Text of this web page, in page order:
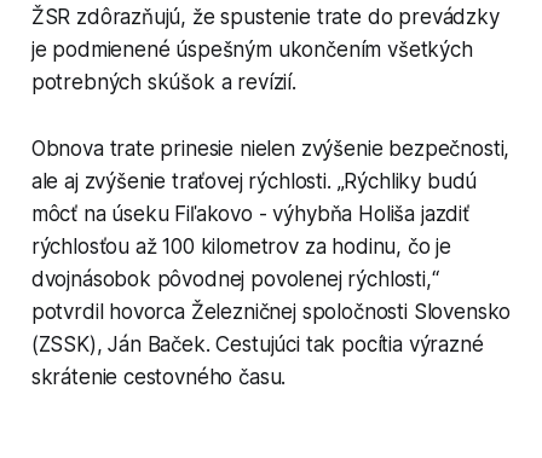
ŽSR zdôrazňujú, že spustenie trate do prevádzky
je podmienené úspešným ukončením všetkých
potrebných skúšok a revízií.
Obnova trate prinesie nielen zvýšenie bezpečnosti,
ale aj zvýšenie traťovej rýchlosti. „Rýchliky budú
môcť na úseku Fiľakovo - výhybňa Holiša jazdiť
rýchlosťou až 100 kilometrov za hodinu, čo je
dvojnásobok pôvodnej povolenej rýchlosti,“
potvrdil hovorca Železničnej spoločnosti Slovensko
(ZSSK), Ján Baček. Cestujúci tak pocítia výrazné
skrátenie cestovného času.